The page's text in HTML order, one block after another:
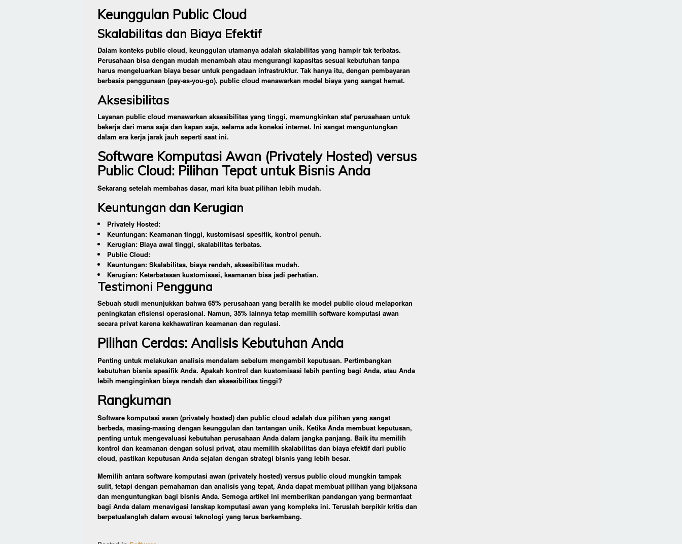
Keunggulan Public Cloud
Skalabilitas dan Biaya Efektif
Dalam konteks public cloud, keunggulan utamanya adalah skalabilitas yang hampir tak terbatas.
Perusahaan bisa dengan mudah menambah atau mengurangi kapasitas sesuai kebutuhan tanpa
harus mengeluarkan biaya besar untuk pengadaan infrastruktur. Tak hanya itu, dengan pembayaran
berbasis penggunaan (pay-as-you-go), public cloud menawarkan model biaya yang sangat hemat.
Aksesibilitas
Layanan public cloud menawarkan aksesibilitas yang tinggi, memungkinkan staf perusahaan untuk
bekerja dari mana saja dan kapan saja, selama ada koneksi internet. Ini sangat menguntungkan
dalam era kerja jarak jauh seperti saat ini.
Software Komputasi Awan (Privately Hosted) versus
Public Cloud: Pilihan Tepat untuk Bisnis Anda
Sekarang setelah membahas dasar, mari kita buat pilihan lebih mudah.
Keuntungan dan Kerugian
Privately Hosted:
Keuntungan: Keamanan tinggi, kustomisasi spesifik, kontrol penuh.
Kerugian: Biaya awal tinggi, skalabilitas terbatas.
Public Cloud:
Keuntungan: Skalabilitas, biaya rendah, aksesibilitas mudah.
Kerugian: Keterbatasan kustomisasi, keamanan bisa jadi perhatian.
Testimoni Pengguna
Sebuah studi menunjukkan bahwa 65% perusahaan yang beralih ke model public cloud melaporkan
peningkatan efisiensi operasional. Namun, 35% lainnya tetap memilih software komputasi awan
secara privat karena kekhawatiran keamanan dan regulasi.
Pilihan Cerdas: Analisis Kebutuhan Anda
Penting untuk melakukan analisis mendalam sebelum mengambil keputusan. Pertimbangkan
kebutuhan bisnis spesifik Anda. Apakah kontrol dan kustomisasi lebih penting bagi Anda, atau Anda
lebih menginginkan biaya rendah dan aksesibilitas tinggi?
Rangkuman
Software komputasi awan (privately hosted) dan public cloud adalah dua pilihan yang sangat
berbeda, masing-masing dengan keunggulan dan tantangan unik. Ketika Anda membuat keputusan,
penting untuk mengevaluasi kebutuhan perusahaan Anda dalam jangka panjang. Baik itu memilih
kontrol dan keamanan dengan solusi privat, atau memilih skalabilitas dan biaya efektif dari public
cloud, pastikan keputusan Anda sejalan dengan strategi bisnis yang lebih besar.
Memilih antara software komputasi awan (privately hosted) versus public cloud mungkin tampak
sulit, tetapi dengan pemahaman dan analisis yang tepat, Anda dapat membuat pilihan yang bijaksana
dan menguntungkan bagi bisnis Anda. Semoga artikel ini memberikan pandangan yang bermanfaat
bagi Anda dalam menavigasi lanskap komputasi awan yang kompleks ini. Teruslah berpikir kritis dan
berpetualanglah dalam evousi teknologi yang terus berkembang.